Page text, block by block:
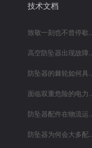
技术文档
致敬一刻也不曾停歇
高空防坠器出现故障
防坠器的棘轮如何具
面临双重危险的电力
防坠器配件在物流运
防坠器为何会大多配